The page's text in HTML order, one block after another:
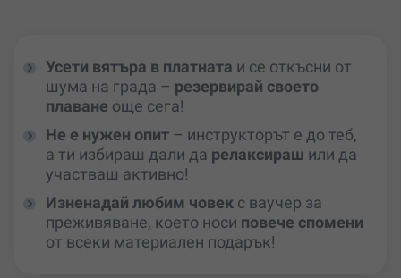
Усети вятъра в платната и се откъсни от
шума на града – резервирай своето
плаване още сега!
Не е нужен опит – инструкторът е до теб,
а ти избираш дали да релаксираш или да
участваш активно!
Изненадай любим човек с ваучер за
преживяване, което носи повече спомени
от всеки материален подарък!